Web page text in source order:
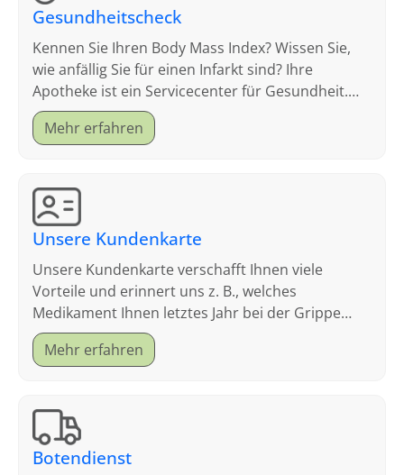
Gesundheitscheck
Kennen Sie Ihren Body Mass Index? Wissen Sie,
wie anfällig Sie für einen Infarkt sind? Ihre
Apotheke ist ein Servicecenter für Gesundheit.
Schauen Sie sich an, welche Tests wir anbieten.
Mehr erfahren
Unsere Kundenkarte
Unsere Kundenkarte verschafft Ihnen viele
Vorteile und erinnert uns z. B., welches
Medikament Ihnen letztes Jahr bei der Grippe
geholfen hat.
Mehr erfahren
Botendienst